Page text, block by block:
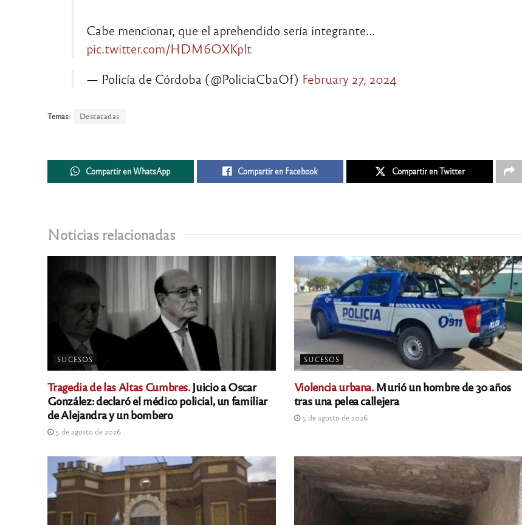
Cabe mencionar, que el aprehendido sería integrante…
pic.twitter.com/HDM6OXKplt
— Policía de Córdoba (@PoliciaCbaOf) February 27, 2024
Temas: Destacadas
Compartir en WhatsApp Compartir en Facebook Compartir en Twitter
Noticias relacionadas
SUCESOS
Tragedia de las Altas Cumbres.Juicio a Oscar
González: declaró el médico policial, un familiar
de Alejandra y un bombero
5 de agosto de 2026
SUCESOS
Violencia urbana.Murió un hombre de 30 años
tras una pelea callejera
5 de agosto de 2026